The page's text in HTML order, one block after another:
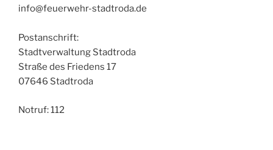
info@feuerwehr-stadtroda.de
Postanschrift:
Stadtverwaltung Stadtroda
Straße des Friedens 17
07646 Stadtroda
Notruf: 112